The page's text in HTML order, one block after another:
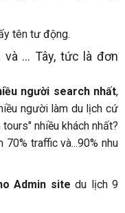
tên tư động.
và … Tây, tức là đơn
người search nhất,
người làm du lịch cứ
nhiều khách nhất?
traffic và...90% nhu
Admin site du lịch 9